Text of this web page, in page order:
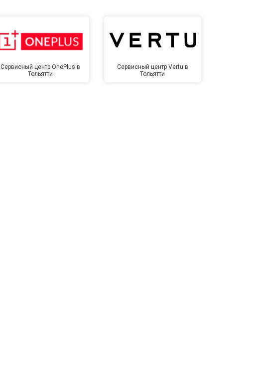
Сервисный центр OnePlus в
Тольятти
Сервисный центр Vertu в
Тольятти